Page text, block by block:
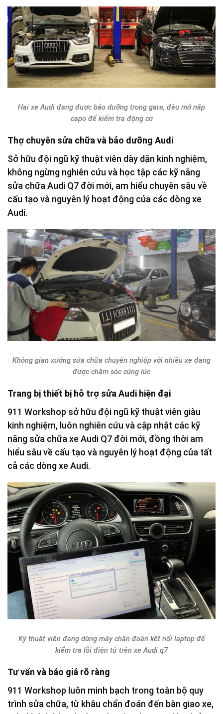
Hai xe Audi đang được bảo dưỡng trong gara, đều mở nắp
capo để kiểm tra động cơ
Thợ chuyên sửa chữa và bảo dưỡng Audi
Sở hữu đội ngũ kỹ thuật viên dày dặn kinh nghiệm,
không ngừng nghiên cứu và học tập các kỹ năng
sửa chữa Audi Q7 đời mới, am hiểu chuyên sâu về
cấu tạo và nguyên lý hoạt động của các dòng xe
Audi.
Không gian xưởng sửa chữa chuyên nghiệp với nhiều xe đang
được chăm sóc cùng lúc
Trang bị thiết bị hỗ trợ sửa Audi hiện đại
911 Workshop sở hữu đội ngũ kỹ thuật viên giàu
kinh nghiệm, luôn nghiên cứu và cập nhật các kỹ
năng sửa chữa xe Audi Q7 đời mới, đồng thời am
hiểu sâu về cấu tạo và nguyên lý hoạt động của tất
cả các dòng xe Audi.
Kỹ thuật viên đang dùng máy chẩn đoán kết nối laptop để
kiểm tra lỗi điện tử trên xe Audi q7
Tư vấn và báo giá rõ ràng
911 Workshop luôn minh bạch trong toàn bộ quy
trình sửa chữa, từ khâu chẩn đoán đến bàn giao xe,